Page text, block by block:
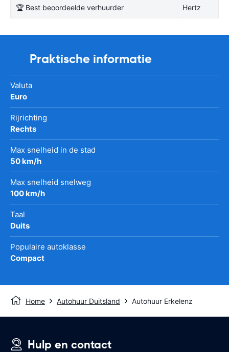
🏆 Best beoordeelde verhuurder Hertz
Praktische informatie
Valuta
Euro
Rijrichting
Rechts
Max snelheid in de stad
50 km/h
Max snelheid snelweg
100 km/h
Taal
Duits
Populaire autoklasse
Compact
Home Autohuur Duitsland Autohuur Erkelenz
Hulp en contact